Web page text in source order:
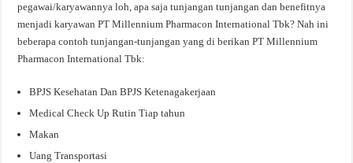
pegawai/karyawannya loh, apa saja tunjangan tunjangan dan benefitnya
menjadi karyawan PT Millennium Pharmacon International Tbk? Nah ini
beberapa contoh tunjangan-tunjangan yang di berikan PT Millennium
Pharmacon International Tbk:
BPJS Kesehatan Dan BPJS Ketenagakerjaan
Medical Check Up Rutin Tiap tahun
Makan
Uang Transportasi